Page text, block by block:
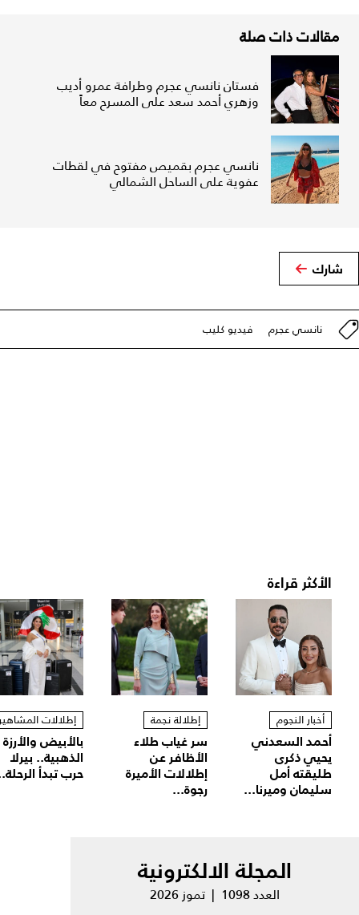
مقالات ذات صلة
فستان نانسي عجرم وطرافة عمرو أديب
وزهري أحمد سعد على المسرح معاً
نانسي عجرم بقميص مفتوح في لقطات
عفوية على الساحل الشمالي
شارك
نانسي عجرم فيديو كليب
الأكثر قراءة
أخبار النجوم
أحمد السعدني
يحيي ذكرى
طليقته أمل
سليمان وميرنا...
إطلالة نجمة
سر غياب طلاء
الأظافر عن
إطلالات الأميرة
رجوة...
إطلالات
بالأبيض والأرزة
الذهبية.. بيرلا
حرب تبدأ
المجلة الالكترونية
العدد 1098 | تموز 2026